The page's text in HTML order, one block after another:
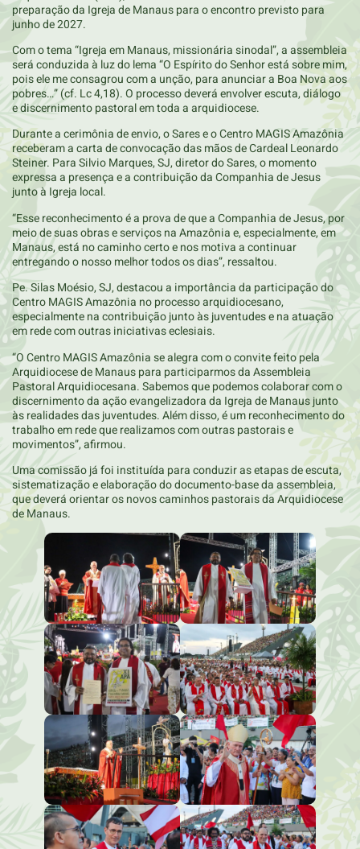
preparação da Igreja de Manaus para o encontro previsto para
junho de 2027.
Com o tema “Igreja em Manaus, missionária sinodal”, a assembleia
será conduzida à luz do lema “O Espírito do Senhor está sobre mim,
pois ele me consagrou com a unção, para anunciar a Boa Nova aos
pobres…” (cf. Lc 4,18). O processo deverá envolver escuta, diálogo
e discernimento pastoral em toda a arquidiocese.
Durante a cerimônia de envio, o Sares e o Centro MAGIS Amazônia
receberam a carta de convocação das mãos de Cardeal Leonardo
Steiner. Para Silvio Marques, SJ, diretor do Sares, o momento
expressa a presença e a contribuição da Companhia de Jesus
junto à Igreja local.
“Esse reconhecimento é a prova de que a Companhia de Jesus, por
meio de suas obras e serviços na Amazônia e, especialmente, em
Manaus, está no caminho certo e nos motiva a continuar
entregando o nosso melhor todos os dias”, ressaltou.
Pe. Silas Moésio, SJ, destacou a importância da participação do
Centro MAGIS Amazônia no processo arquidiocesano,
especialmente na contribuição junto às juventudes e na atuação
em rede com outras iniciativas eclesiais.
“O Centro MAGIS Amazônia se alegra com o convite feito pela
Arquidiocese de Manaus para participarmos da Assembleia
Pastoral Arquidiocesana. Sabemos que podemos colaborar com o
discernimento da ação evangelizadora da Igreja de Manaus junto
às realidades das juventudes. Além disso, é um reconhecimento do
trabalho em rede que realizamos com outras pastorais e
movimentos”, afirmou.
Uma comissão já foi instituída para conduzir as etapas de escuta,
sistematização e elaboração do documento-base da assembleia,
que deverá orientar os novos caminhos pastorais da Arquidiocese
de Manaus.